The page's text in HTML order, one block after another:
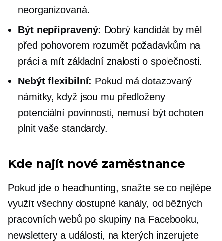
neorganizovaná.
Být nepřipravený: Dobrý kandidát by měl
před pohovorem rozumět požadavkům na
práci a mít základní znalosti o společnosti.
Nebýt flexibilní: Pokud má dotazovaný
námitky, když jsou mu předloženy
potenciální povinnosti, nemusí být ochoten
plnit vaše standardy.
Kde najít nové zaměstnance
Pokud jde o headhunting, snažte se co nejlépe
využít všechny dostupné kanály, od běžných
pracovních webů po skupiny na Facebooku,
newslettery a události, na kterých inzerujete